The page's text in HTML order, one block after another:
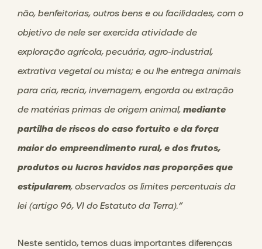
não, benfeitorias, outros bens e ou facilidades, com o
objetivo de nele ser exercida atividade de
exploração agrícola, pecuária, agro-industrial,
extrativa vegetal ou mista; e ou lhe entrega animais
para cria, recria, invernagem, engorda ou extração
de matérias primas de origem animal, mediante
partilha de riscos do caso fortuito e da força
maior do empreendimento rural, e dos frutos,
produtos ou lucros havidos nas proporções que
estipularem, observados os limites percentuais da
lei (artigo 96, VI do Estatuto da Terra).”
Neste sentido, temos duas importantes diferenças